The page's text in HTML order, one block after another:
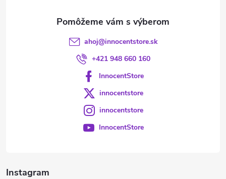
Instagram
ahoj@innocentstore.sk
+421 948 660 160
InnocentStore
innocentstore
innocentstore
InnocentStore